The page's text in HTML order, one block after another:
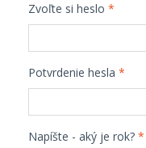
Zvoľte si heslo *
Potvrdenie hesla *
Napíšte - aký je rok? *